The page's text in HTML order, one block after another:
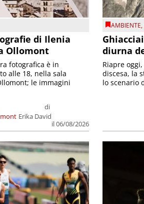
di Ilenia
Ollomont
di
Erika David
il 06/08/2026
fotografica è in
alle 18, nella sala
le immagini
AMBIENTE,
diurna
Riapre
discesa, la
lo scenario